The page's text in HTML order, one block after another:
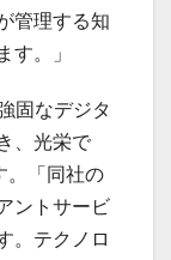
管理する知
す。」
固なデジタ
、光栄で
。「同社の
ントサービ
。テクノロ